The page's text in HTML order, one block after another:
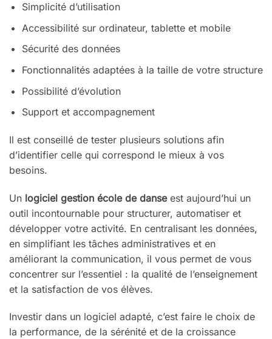
Simplicité d’utilisation
Accessibilité sur ordinateur, tablette et mobile
Sécurité des données
Fonctionnalités adaptées à la taille de votre structure
Possibilité d’évolution
Support et accompagnement
Il est conseillé de tester plusieurs solutions afin
d’identifier celle qui correspond le mieux à vos
besoins.
Un logiciel gestion école de danseest aujourd’hui un
outil incontournable pour structurer, automatiser et
développer votre activité. En centralisant les données,
en simplifiant les tâches administratives et en
améliorant la communication, il vous permet de vous
concentrer sur l’essentiel : la qualité de l’enseignement
et la satisfaction de vos élèves.
Investir dans un logiciel adapté, c’est faire le choix de
la performance, de la sérénité et de la croissance